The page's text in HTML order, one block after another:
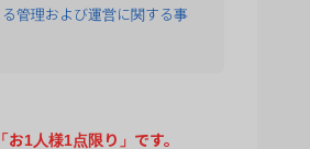
管理および運営に関する事
1人様1点限り」です。